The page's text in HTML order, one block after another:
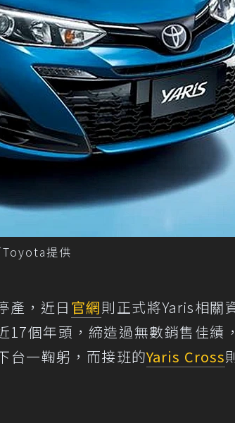
Toyota提供
產，近日 官網則正式將Yaris相關
17個年頭，締造過無數銷售佳績
台一鞠躬，而接班的Yaris Cross